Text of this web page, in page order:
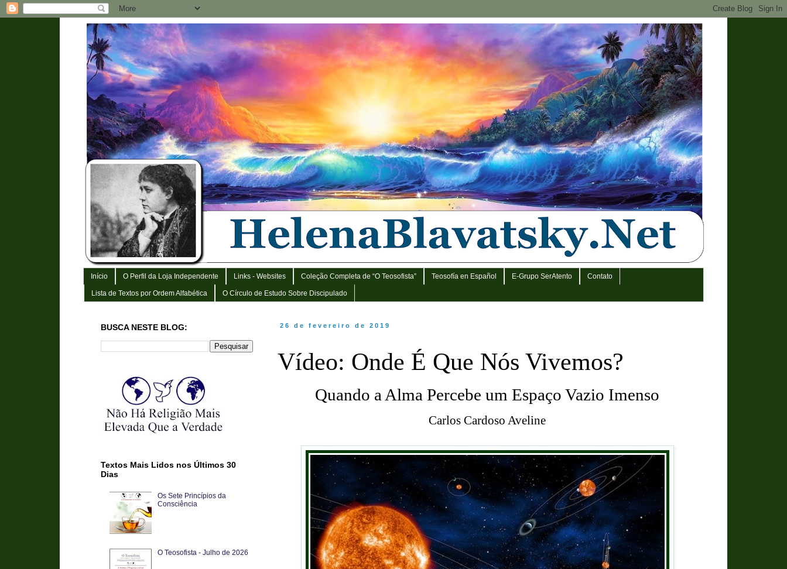
Início O Perfil da Loja Independente Links - Websites Coleção Completa de “O Teosofista” Teosofía en Español E-Grupo SerAtento Contato
Lista de Textos por Ordem Alfabética O Círculo de Estudo Sobre Discipulado
26 de fevereiro de 2019
Vídeo: Onde É Que Nós Vivemos?
Quando a Alma Percebe um Espaço Vazio Imenso
Carlos Cardoso Aveline
BUSCA NESTE BLOG:
Textos Mais Lidos nos Últimos 30
Dias
Os Sete Princípios da
Consciência
O Teosofista - Julho de 2026